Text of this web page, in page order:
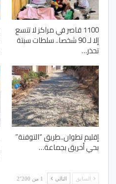
1100 قاصر في مراكز لا تتسع
إلا لـ 90 شخصا.. سلطات سبتة
تحذر…
إقليم تطوان..طريق “التوفنة”
بحي أحريق بجماعة…
السابق التالي 1 من 2٬200